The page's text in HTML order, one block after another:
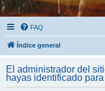
FAQ
Índice general
El administrador del
hayas identificado